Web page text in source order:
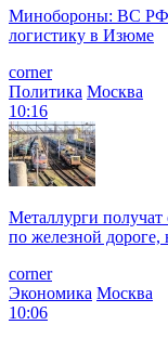
Минобороны: ВС РФ
логистику в Изюме
corner
Политика Москва
10:16
Металлурги получат
по железной дороге,
corner
Экономика Москва
10:06